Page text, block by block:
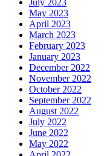
July 2023
May 2023
April 2023
March 2023
February 2023
January 2023
December 2022
November 2022
October 2022
September 2022
August 2022
July 2022
June 2022
May 2022